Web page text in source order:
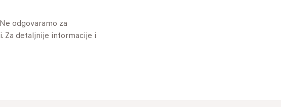
odgovaramo za
Za detaljnije informacije i